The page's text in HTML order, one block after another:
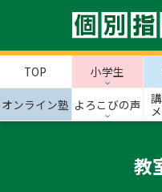
TOP 小学生
オンライン塾 よろこびの声
教